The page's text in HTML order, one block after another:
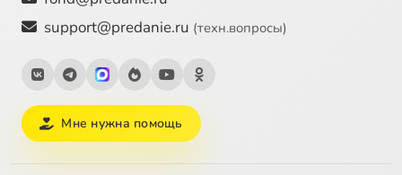
support@predanie.ru (техн.вопросы)
Мне нужна помощь